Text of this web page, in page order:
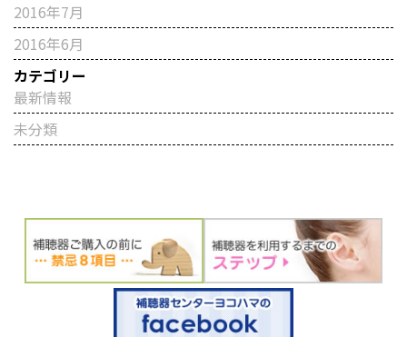
2016年7月
2016年6月
カテゴリー
最新情報
未分類